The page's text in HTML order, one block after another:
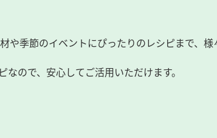
や季節のイベントにぴったりのレシピまで、様
ので、安心してご活用いただけます。